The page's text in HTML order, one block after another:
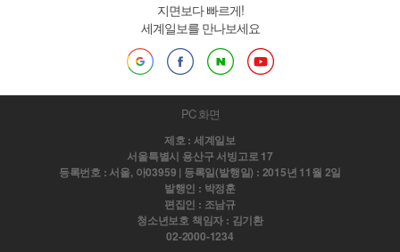
지면보다 빠르게!
세계일보를 만나보세요
PC 화면
제호 : 세계일보
서울특별시 용산구 서빙고로 17
등록번호 : 서울, 아03959 | 등록일(발행일) : 2015년 11월 2일
발행인 : 박정훈
편집인 : 조남규
청소년보호 책임자 : 김기환
02-2000-1234